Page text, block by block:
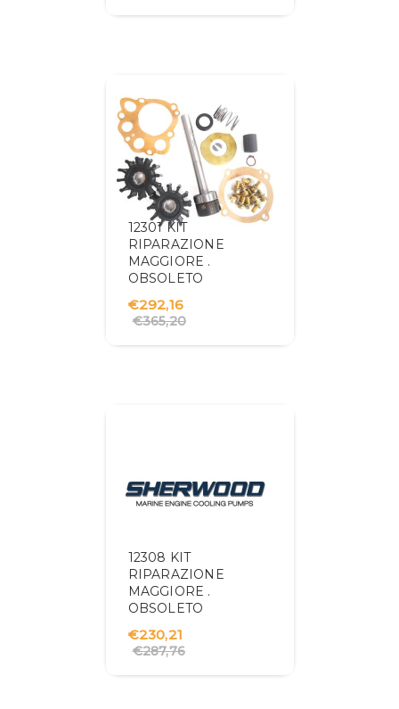
12301 KIT
RIPARAZIONE
MAGGIORE .
OBSOLETO
€292,16
€365,20
12308 KIT
RIPARAZIONE
MAGGIORE .
OBSOLETO
€230,21
€287,76